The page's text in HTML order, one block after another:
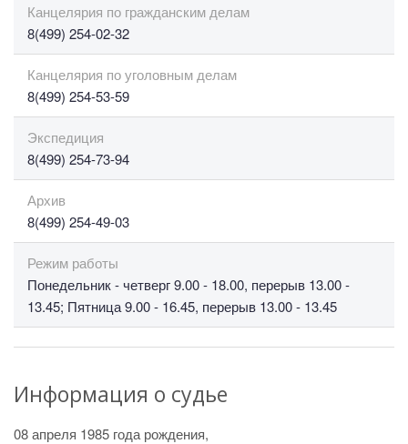
Канцелярия по гражданским делам
8(499) 254-02-32
Канцелярия по уголовным делам
8(499) 254-53-59
Экспедиция
8(499) 254-73-94
Архив
8(499) 254-49-03
Режим работы
Понедельник - четверг 9.00 - 18.00, перерыв 13.00 -
13.45; Пятница 9.00 - 16.45, перерыв 13.00 - 13.45
Информация о судье
08 апреля 1985 года рождения,